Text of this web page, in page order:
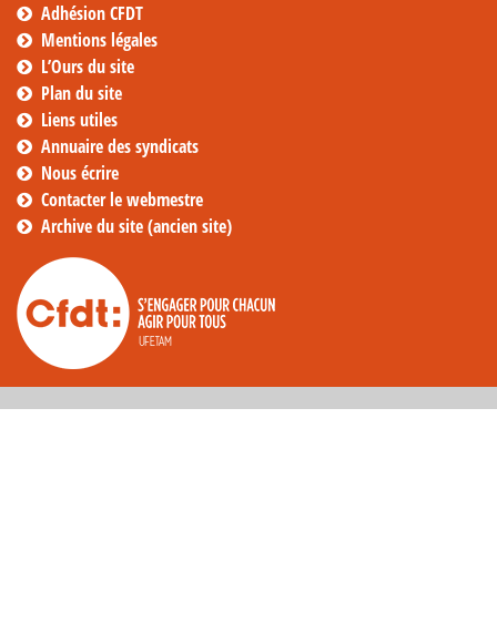
Adhésion CFDT
Mentions légales
L’Ours du site
Plan du site
Liens utiles
Annuaire des syndicats
Nous écrire
Contacter le webmestre
Archive du site (ancien site)